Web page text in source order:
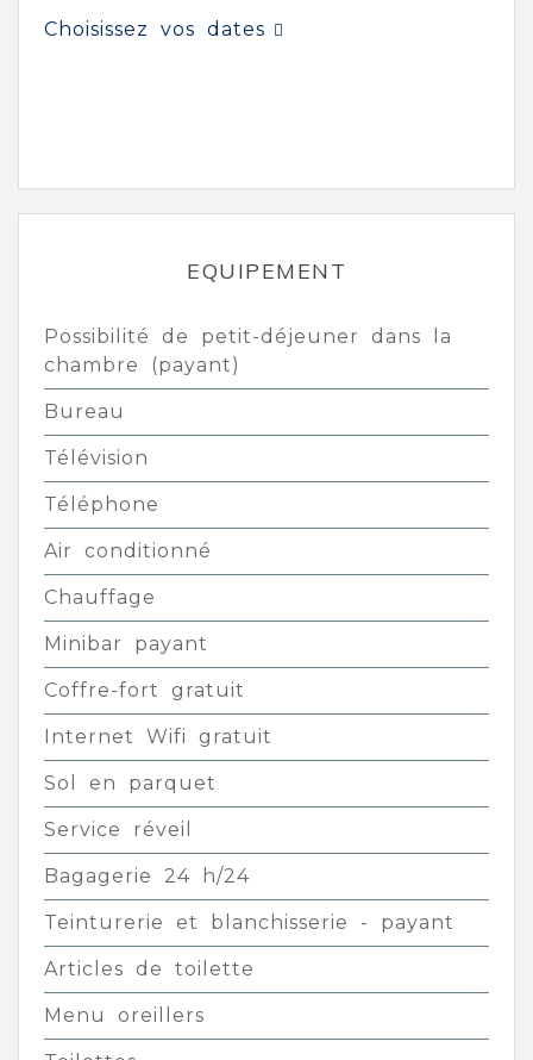
Choisissez vos dates
EQUIPEMENT
Possibilité de petit-déjeuner dans la
chambre (payant)
Bureau
Télévision
Téléphone
Air conditionné
Chauffage
Minibar payant
Coffre-fort gratuit
Internet Wifi gratuit
Sol en parquet
Service réveil
Bagagerie 24 h/24
Teinturerie et blanchisserie - payant
Articles de toilette
Menu oreillers